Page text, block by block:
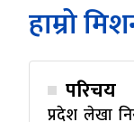
हाम्रो
परिचय
प्रदेश लेखा